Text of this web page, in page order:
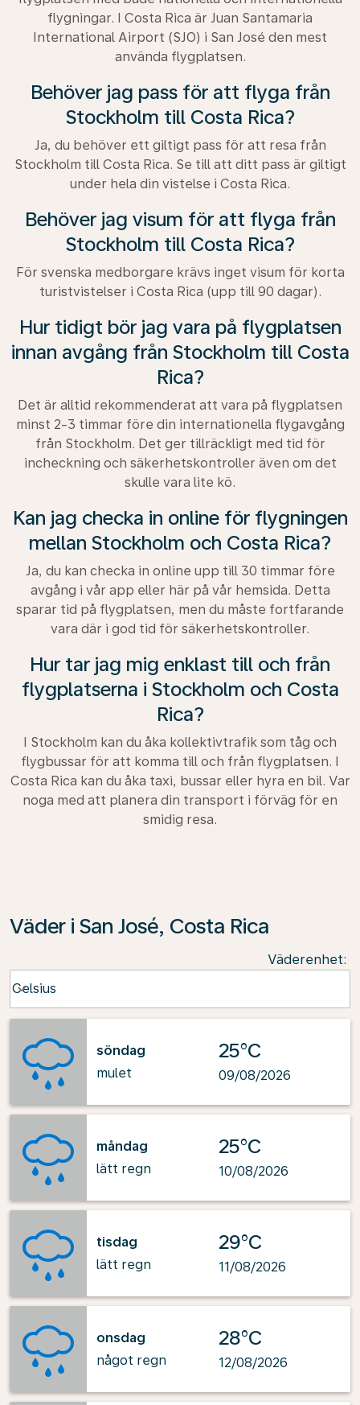
flygningar. I Costa Rica är Juan Santamaria
International Airport (SJO) i San José den mest
använda flygplatsen.
Behöver jag pass för att flyga från
Stockholm till Costa Rica?
Ja, du behöver ett giltigt pass för att resa från
Stockholm till Costa Rica. Se till att ditt pass är giltigt
under hela din vistelse i Costa Rica.
Behöver jag visum för att flyga från
Stockholm till Costa Rica?
För svenska medborgare krävs inget visum för korta
turistvistelser i Costa Rica (upp till 90 dagar).
Hur tidigt bör jag vara på flygplatsen
innan avgång från Stockholm till Costa
Rica?
Det är alltid rekommenderat att vara på flygplatsen
minst 2-3 timmar före din internationella flygavgång
från Stockholm. Det ger tillräckligt med tid för
incheckning och säkerhetskontroller även om det
skulle vara lite kö.
Kan jag checka in online för flygningen
mellan Stockholm och Costa Rica?
Ja, du kan checka in online upp till 30 timmar före
avgång i vår app eller här på vår hemsida. Detta
sparar tid på flygplatsen, men du måste fortfarande
vara där i god tid för säkerhetskontroller.
Hur tar jag mig enklast till och från
flygplatserna i Stockholm och Costa
Rica?
I Stockholm kan du åka kollektivtrafik som tåg och
flygbussar för att komma till och från flygplatsen. I
Costa Rica kan du åka taxi, bussar eller hyra en bil. Var
noga med att planera din transport i förväg för en
smidig resa.
Väder i San José, Costa Rica
Väderenhet:
Celsius
keyboard_arrow_down
söndag
mulet
25°C
09/08/2026
måndag
lätt regn
25°C
10/08/2026
tisdag
lätt regn
29°C
11/08/2026
onsdag
något regn
28°C
12/08/2026